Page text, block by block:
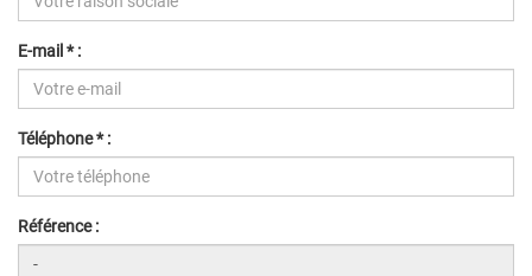
E-mail * :
Téléphone * :
Référence :